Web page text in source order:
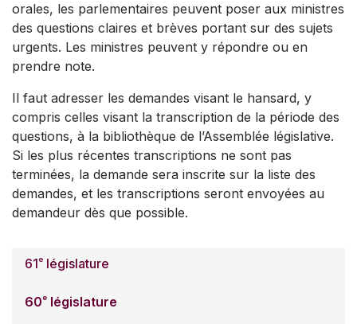
orales, les parlementaires peuvent poser aux ministres
des questions claires et brèves portant sur des sujets
urgents. Les ministres peuvent y répondre ou en
prendre note.
Il faut adresser les demandes visant le hansard, y
compris celles visant la transcription de la période des
questions, à la bibliothèque de l’Assemblée législative.
Si les plus récentes transcriptions ne sont pas
terminées, la demande sera inscrite sur la liste des
demandes, et les transcriptions seront envoyées au
demandeur dès que possible.
61e législature
60e législature